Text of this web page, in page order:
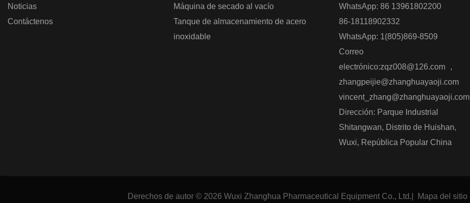
Noticias
Contáctenos
Máquina de secado al vacío
Tanque de almacenamiento de acero
inoxidable
WhatsApp: 86 13961802200
86-18118902332
WhatsApp: 1(805)869-8509
Correo
electrónico:zqz008@126.com ，
zhangpeijie@zhanghuayaoji.com
vincent_zhang@zhanghuayaoji.com
Dirección: Parque Industrial
Shitangwan, Distrito de Huishan,
Wuxi, República Popular China
Derechos de autor © 2026 Wuxi Zhanghua Pharmaceutical Equipment Co., Ltd. Mapa del sitio